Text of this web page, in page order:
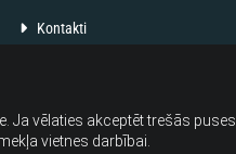
Ja vēlaties akceptēt trešās puses
vietnes darbībai.
Kontakti